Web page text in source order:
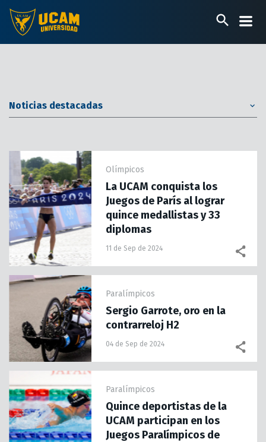
Pasar
contenido
principal
Noticias destacadas
Olímpicos
La UCAM conquista los
Juegos de París al lograr
quince medallistas y 33
diplomas
11 de Sep de 2024
Paralímpicos
Sergio Garrote, oro en la
contrarreloj H2
04 de Sep de 2024
Paralímpicos
Quince deportistas de la
UCAM participan en los
Juegos Paralímpicos de